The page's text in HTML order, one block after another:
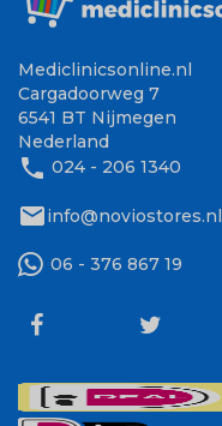
Mediclinicsonline.nl
Cargadoorweg 7
6541 BT Nijmegen
Nederland
phone 024 - 206 1340
mailinfo@noviostores.nl
06 - 376 867 19